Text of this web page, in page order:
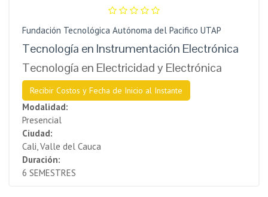
Fundación Tecnológica Autónoma del Pacifico UTAP
Tecnología en Instrumentación Electrónica
Tecnología en Electricidad y Electrónica
Recibir Costos y Fecha de Inicio al Instante
Modalidad:
Presencial
Ciudad:
Cali, Valle del Cauca
Duración:
6 SEMESTRES